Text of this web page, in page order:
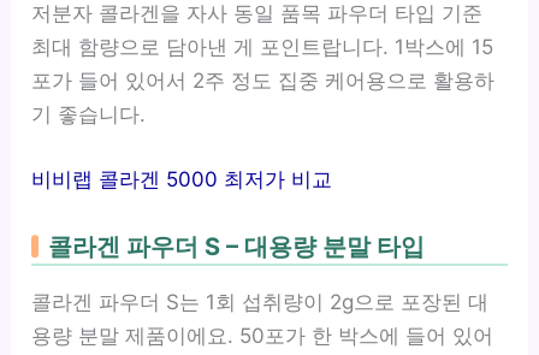
저분자 콜라겐을 자사 동일 품목 파우더 타입 기준
최대 함량으로 담아낸 게 포인트랍니다. 1박스에 15
포가 들어 있어서 2주 정도 집중 케어용으로 활용하
기 좋습니다.
비비랩 콜라겐 5000 최저가 비교
콜라겐 파우더 S – 대용량 분말 타입
콜라겐 파우더 S는 1회 섭취량이 2g으로 포장된 대
용량 분말 제품이에요. 50포가 한 박스에 들어 있어